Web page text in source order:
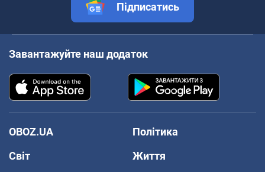
Підписатись
Завантажуйте наш додаток
OBOZ.UA
Політика
Світ
Життя